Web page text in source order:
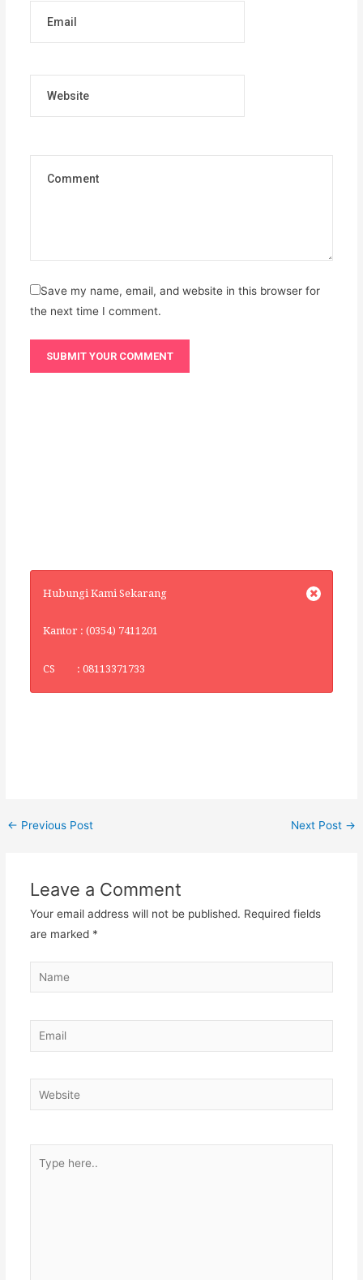
Save my name, email, and website in this browser for
the next time I comment.
Hubungi Kami Sekarang
Kantor : (0354) 7411201
CS : 08113371733
← Previous Post Next Post →
Leave a Comment
Your email address will not be published. Required fields
are marked *
Name
Email
Website
here..